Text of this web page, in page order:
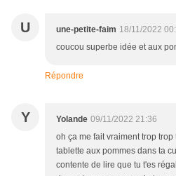
U une-petite-faim 18/11/2022
coucou superbe idée et aux
Répondre
Y Yolande 09/11/2022 21:36
oh ça me fait vraiment trop
tablette aux pommes dans ta
contente de lire que tu t'es